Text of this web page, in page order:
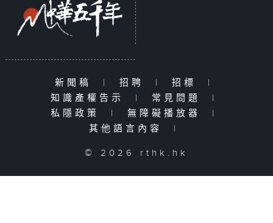
新聞稿 | 招聘 | 招標
|
知識產權告示
| 常見問題
|
私隱政策
| 無障礙播放器
|
其他語言內容
|
© 2026 rthk.hk